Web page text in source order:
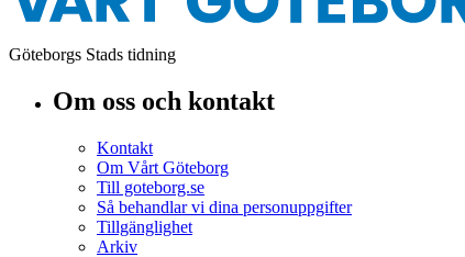
Göteborgs Stads tidning
Om oss och kontakt
Kontakt
Om Vårt Göteborg
Till goteborg.se
Så behandlar vi dina personuppgifter
Tillgänglighet
Arkiv